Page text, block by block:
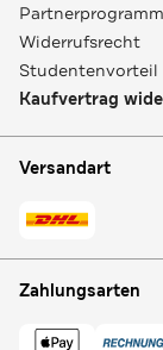
Partnerprogramm
Widerrufsrecht
Studentenvorteil
Kaufvertrag
Versandart
Zahlungsarten